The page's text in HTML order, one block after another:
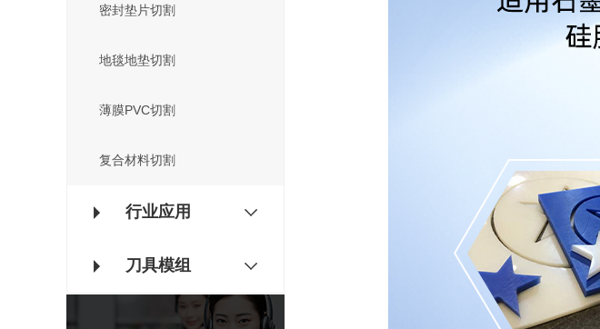
密封垫片切割
地毯地垫切割
薄膜PVC切割
复合材料切割
行业应用
刀具模组